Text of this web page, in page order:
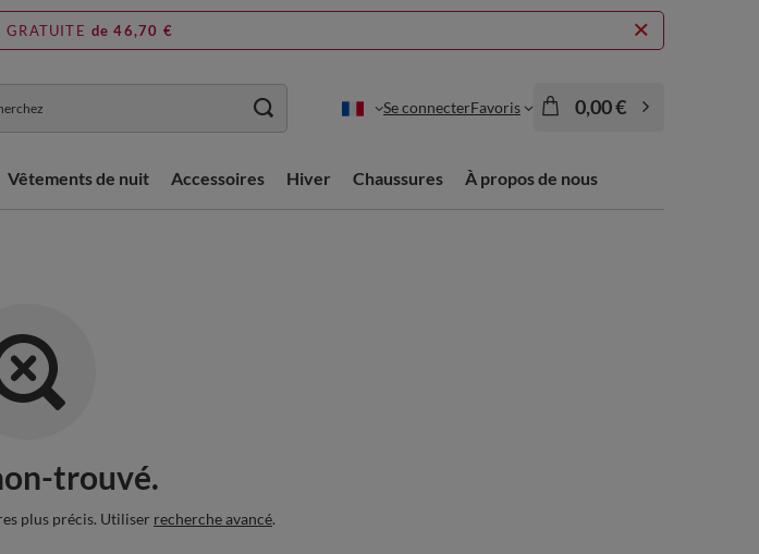
GRATUITE de 46,70 €
Se connecterFavoris 0,00 €
Vêtements de nuit Accessoires Hiver Chaussures À propos de nous
trouvé.
plus précis. Utiliser recherche avancé.